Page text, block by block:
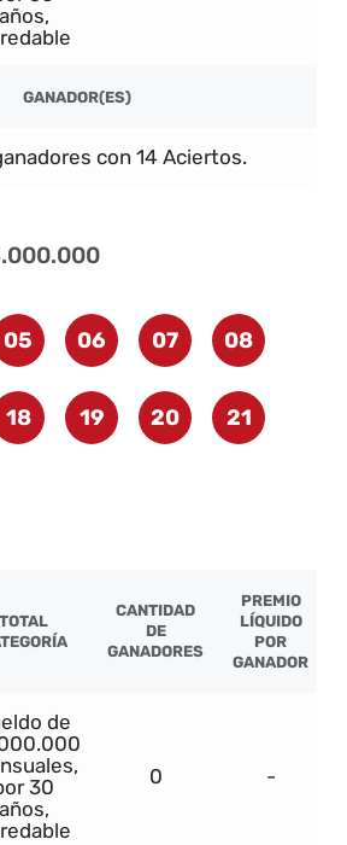
años,
GANADOR(ES)
con 14 Aciertos.
05 06 07 08
18 19 20 21
TOTAL
CANTIDAD
DE
GANADORES
PREMIO
LÍQUIDO
POR
GANADOR
de
30
años,
0 -